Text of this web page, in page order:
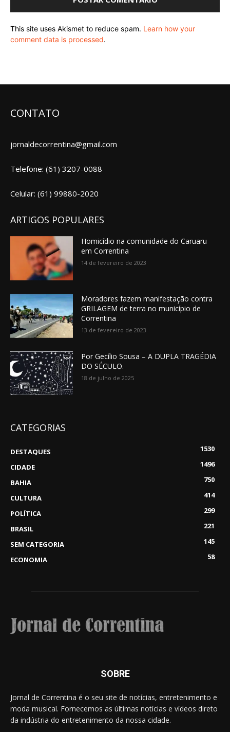
This site uses Akismet to reduce spam. Learn how your
comment data is processed.
CONTATO
jornaldecorrentina@gmail.com
Telefone: (61) 3207-0088
Celular: (61) 99880-2020
ARTIGOS POPULARES
Homicídio na comunidade do Caruaru
em Correntina
14 de fevereiro de 2023
Moradores fazem manifestação contra
GRILAGEM de terra no município de
Correntina
13 de fevereiro de 2023
Por Gecílio Sousa – A DUPLA TRAGÉDIA
DO SÉCULO.
18 de julho de 2025
CATEGORIAS
DESTAQUES
1530
CIDADE
1496
BAHIA
750
CULTURA
414
POLÍTICA
299
BRASIL
221
SEM CATEGORIA
145
ECONOMIA
58
SOBRE
Jornal de Correntina é o seu site de notícias, entretenimento e
moda musical. Fornecemos as últimas notícias e vídeos direto
da indústria do entretenimento da nossa cidade.